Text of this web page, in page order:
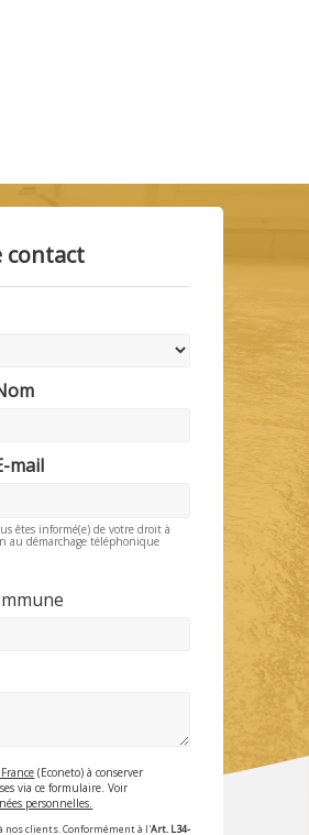
contact
mail
êtes informé(e) de votre droit à
au démarchage téléphonique
(Econeto) à conserver
via ce formulaire. Voir
personnelles.
nos clients. Conformément à l'Art. L34-